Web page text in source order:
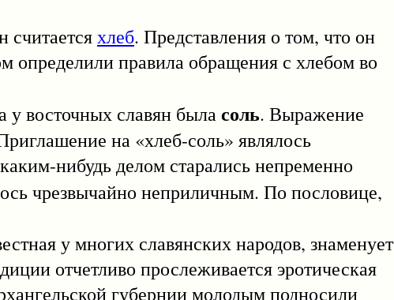
хлеб. Представления о том, что он
определили правила обращения с хлебом во
восточных славян быласоль. Выражение
на «хлеб-соль» являлось
нибудь делом старались непременно
чрезвычайно неприличным. По пословице,
у многих славянских народов, знаменует
отчетливо прослеживается эротическая
губернии молодым подносили